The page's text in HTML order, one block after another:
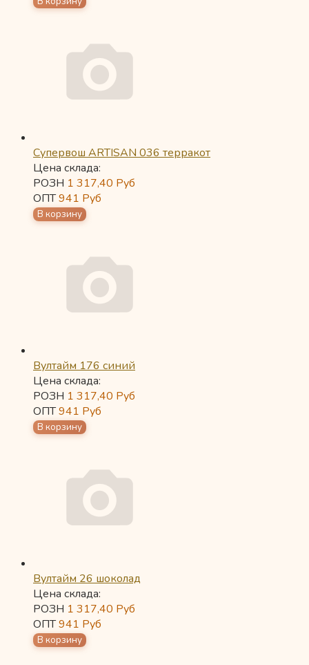
Супервош ARTISAN 036 терракот
Цена склада:
РОЗН 1 317,40 Руб
ОПТ941 Руб
Вултайм 176 синий
Цена склада:
РОЗН 1 317,40 Руб
ОПТ941 Руб
Вултайм 26 шоколад
Цена склада:
РОЗН 1 317,40 Руб
ОПТ941 Руб